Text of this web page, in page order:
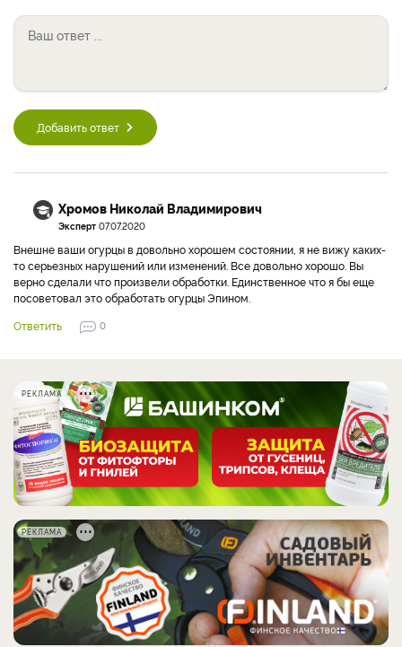
Добавить ответ
Хромов Николай Владимирович
Эксперт 07.07.2020
Внешне ваши огурцы в довольно хорошем состоянии, я не вижу каких-
то серьезных нарушений или изменений. Все довольно хорошо. Вы
верно сделали что произвели обработки. Единственное что я бы еще
посоветовал это обработать огурцы Эпином.
Ответить
0
РЕКЛАМА
РЕКЛАМА